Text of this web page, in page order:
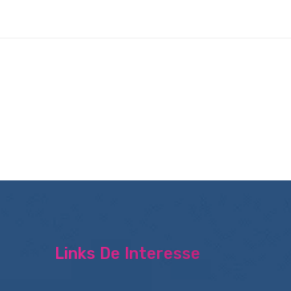
Links De Interesse